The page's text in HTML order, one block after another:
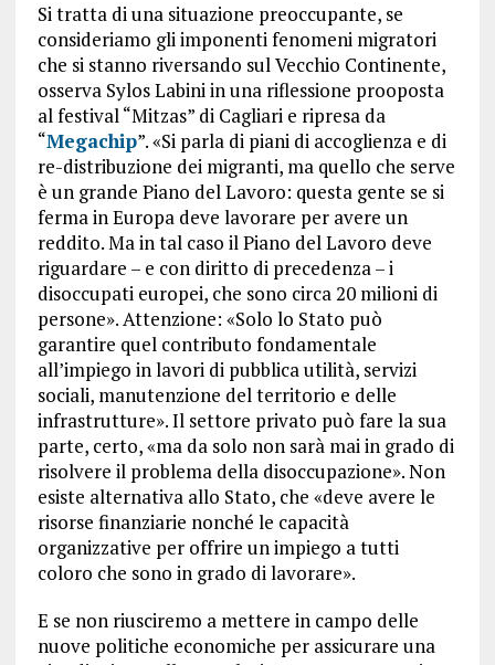
Si tratta di una situazione preoccupante, se
consideriamo gli imponenti fenomeni migratori
che si stanno riversando sul Vecchio Continente,
osserva Sylos Labini in una riflessione prooposta
al festival “Mitzas” di Cagliari e ripresa da
“Megachip”. «Si parla di piani di accoglienza e di
re-distribuzione dei migranti, ma quello che serve
è un grande Piano del Lavoro: questa gente se si
ferma in Europa deve lavorare per avere un
reddito. Ma in tal caso il Piano del Lavoro deve
riguardare – e con diritto di precedenza – i
disoccupati europei, che sono circa 20 milioni di
persone». Attenzione: «Solo lo Stato può
garantire quel contributo fondamentale
all’impiego in lavori di pubblica utilità, servizi
sociali, manutenzione del territorio e delle
infrastrutture». Il settore privato può fare la sua
parte, certo, «ma da solo non sarà mai in grado di
risolvere il problema della disoccupazione». Non
esiste alternativa allo Stato, che «deve avere le
risorse finanziarie nonché le capacità
organizzative per offrire un impiego a tutti
coloro che sono in grado di lavorare».
E se non riusciremo a mettere in campo delle
nuove politiche economiche per assicurare una